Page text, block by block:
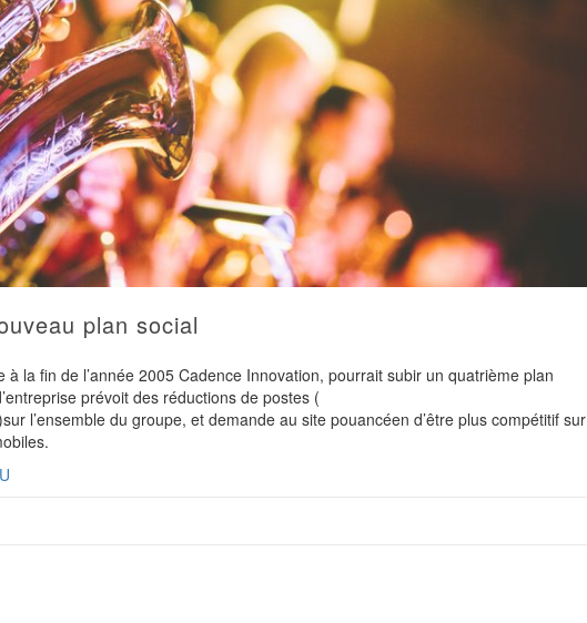
plan social
à la fin de l’année 2005 Cadence Innovation, pourrait subir un quatrième plan
prévoit des réductions de postes (
l’ensemble du groupe, et demande au site pouancéen d’être plus compétitif sur